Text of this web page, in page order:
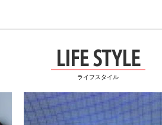
LIFE STYLE
ライフスタイル